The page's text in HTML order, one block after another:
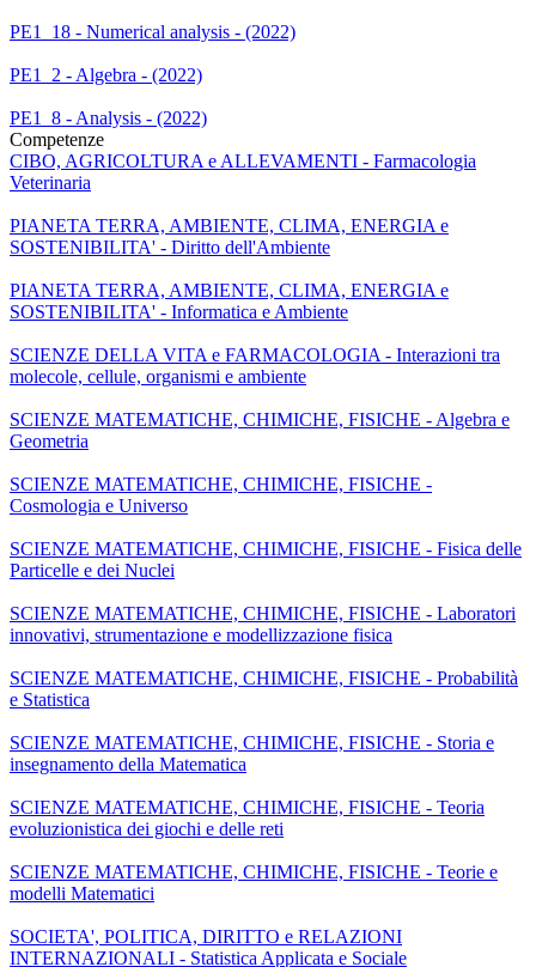
PE1_18 - Numerical analysis - (2022)
PE1_2 - Algebra - (2022)
PE1_8 - Analysis - (2022)
Competenze
CIBO, AGRICOLTURA e ALLEVAMENTI - Farmacologia
Veterinaria
PIANETA TERRA, AMBIENTE, CLIMA, ENERGIA e
SOSTENIBILITA' - Diritto dell'Ambiente
PIANETA TERRA, AMBIENTE, CLIMA, ENERGIA e
SOSTENIBILITA' - Informatica e Ambiente
SCIENZE DELLA VITA e FARMACOLOGIA - Interazioni tra
molecole, cellule, organismi e ambiente
SCIENZE MATEMATICHE, CHIMICHE, FISICHE - Algebra e
Geometria
SCIENZE MATEMATICHE, CHIMICHE, FISICHE -
Cosmologia e Universo
SCIENZE MATEMATICHE, CHIMICHE, FISICHE - Fisica delle
Particelle e dei Nuclei
SCIENZE MATEMATICHE, CHIMICHE, FISICHE - Laboratori
innovativi, strumentazione e modellizzazione fisica
SCIENZE MATEMATICHE, CHIMICHE, FISICHE - Probabilità
e Statistica
SCIENZE MATEMATICHE, CHIMICHE, FISICHE - Storia e
insegnamento della Matematica
SCIENZE MATEMATICHE, CHIMICHE, FISICHE - Teoria
evoluzionistica dei giochi e delle reti
SCIENZE MATEMATICHE, CHIMICHE, FISICHE - Teorie e
modelli Matematici
SOCIETA', POLITICA, DIRITTO e RELAZIONI
INTERNAZIONALI - Statistica Applicata e Sociale